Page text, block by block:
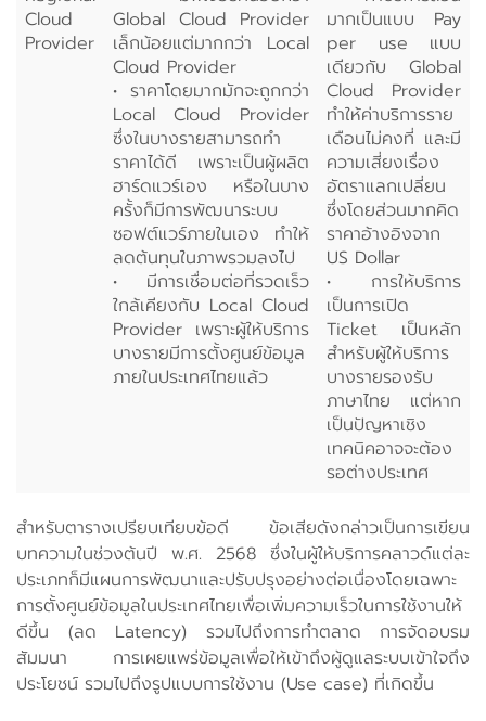
Cloud
Provider
Global Cloud Provider
เล็กน้อยแต่มากกว่า Local
Cloud Provider
• ราคาโดยมากมักจะถูกกว่า
Local Cloud Provider
ซึ่งในบางรายสามารถทำ
ราคาได้ดี เพราะเป็นผู้ผลิต
ฮาร์ดแวร์เอง หรือในบาง
ครั้งก็มีการพัฒนาระบบ
ซอฟต์แวร์ภายในเอง ทำให้
ลดต้นทุนในภาพรวมลงไป
• มีการเชื่อมต่อที่รวดเร็ว
ใกล้เคียงกับ Local Cloud
Provider เพราะผู้ให้บริการ
บางรายมีการตั้งศูนย์ข้อมูล
ภายในประเทศไทยแล้ว
มากเป็นแบบ Pay
per use แบบ
เดียวกับ Global
Cloud Provider
ทำให้ค่าบริการราย
เดือนไม่คงที่ และมี
ความเสี่ยงเรื่อง
อัตราแลกเปลี่ยน
ซึ่งโดยส่วนมากคิด
ราคาอ้างอิงจาก
US Dollar
• การให้บริการ
เป็นการเปิด
Ticket เป็นหลัก
สำหรับผู้ให้บริการ
บางรายรองรับ
ภาษาไทย แต่หาก
เป็นปัญหาเชิง
เทคนิคอาจจะต้อง
รอต่างประเทศ
สำหรับตารางเปรียบเทียบข้อดี ข้อเสียดังกล่าวเป็นการเขียน
บทความในช่วงต้นปี พ.ศ. 2568 ซึ่งในผู้ให้บริการคลาวด์แต่ละ
ประเภทก็มีแผนการพัฒนาและปรับปรุงอย่างต่อเนื่องโดยเฉพาะ
การตั้งศูนย์ข้อมูลในประเทศไทยเพื่อเพิ่มความเร็วในการใช้งานให้
ดีขึ้น (ลด Latency) รวมไปถึงการทำตลาด การจัดอบรม
สัมมนา การเผยแพร่ข้อมูลเพื่อให้เข้าถึงผู้ดูแลระบบเข้าใจถึง
ประโยชน์ รวมไปถึงรูปแบบการใช้งาน (Use case) ที่เกิดขึ้น